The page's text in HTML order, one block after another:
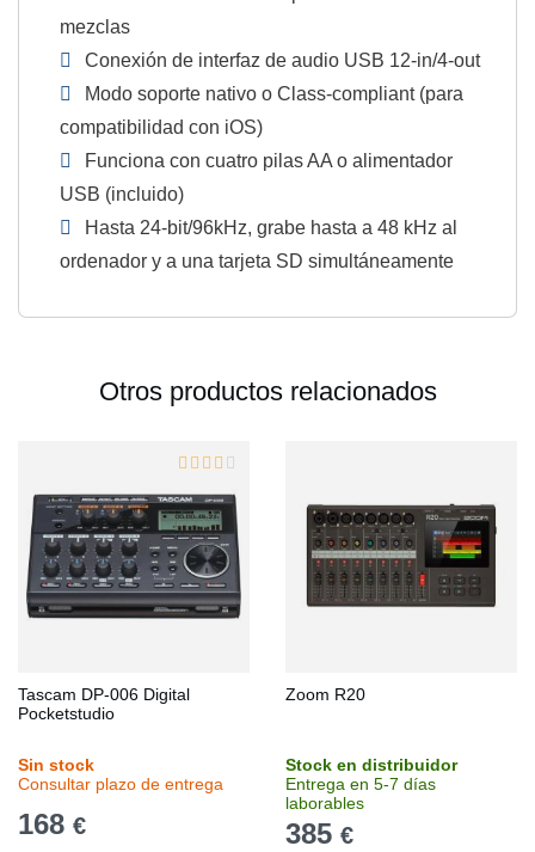
mezclas
Conexión de interfaz de audio USB 12-in/4-out
Modo soporte nativo o Class-compliant (para
compatibilidad con iOS)
Funciona con cuatro pilas AA o alimentador
USB (incluido)
Hasta 24-bit/96kHz, grabe hasta a 48 kHz al
ordenador y a una tarjeta SD simultáneamente
Otros productos relacionados
Tascam DP-006 Digital
Pocketstudio
Sin stock
Consultar plazo de entrega
168 €
Zoom R20
Stock en distribuidor
Entrega en 5-7 días
laborables
385 €